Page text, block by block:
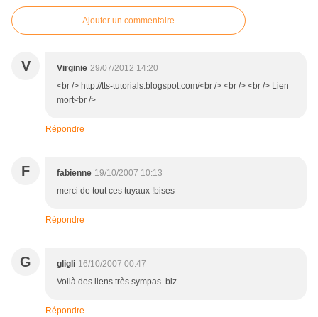
Ajouter un commentaire
V Virginie 29/07/2012 14:20
<br /> http://tts-tutorials.blogspot.com/<br /> <br /> <br /> Lien
mort<br />
Répondre
F fabienne 19/10/2007 10:13
merci de tout ces tuyaux !bises
Répondre
G gligli 16/10/2007 00:47
Voilà des liens très sympas .biz .
Répondre